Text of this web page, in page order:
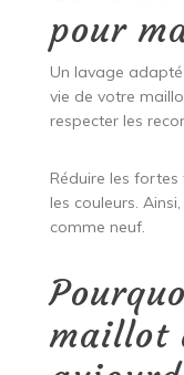
pour
Un lavage
vie de votre
respecter les
Réduire les
les couleurs.
comme neuf.
maillot